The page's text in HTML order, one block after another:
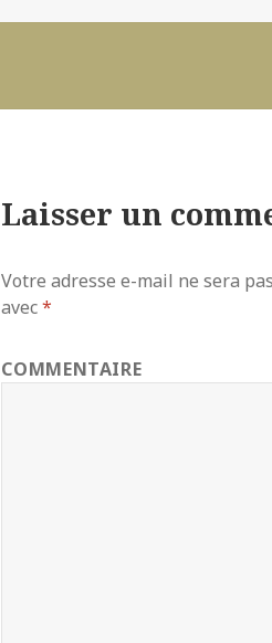
Laisser un
Votre adresse e-mail ne sera
avec*
COMMENTAIRE